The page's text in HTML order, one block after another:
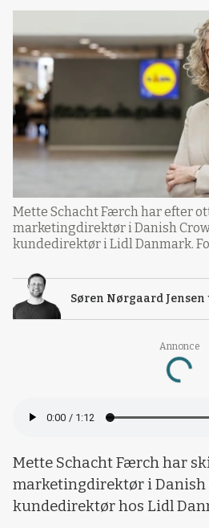
Annonce
Loading...
Mette Schacht Færch har efter
marketingdirektør i Danish
kundedirektør i Lidl Danmark.
Søren Nørgaard Jensen
Mette Schacht Færch har
marketingdirektør i Danish
kundedirektør hos Lidl